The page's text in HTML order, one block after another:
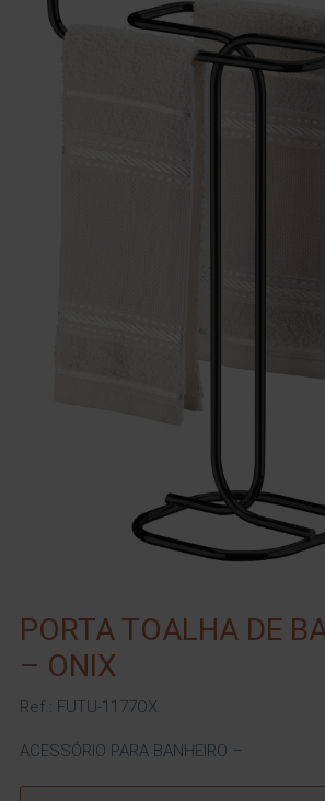
PORTA TOALHA DE
– ONIX
Ref.: FUTU-1177OX
ACESSÓRIO PARA BANHEIRO –